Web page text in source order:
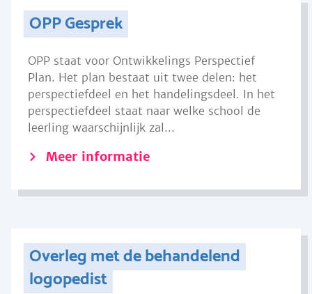
OPP Gesprek
OPP staat voor Ontwikkelings Perspectief
Plan. Het plan bestaat uit twee delen: het
perspectiefdeel en het handelingsdeel. In het
perspectiefdeel staat naar welke school de
leerling waarschijnlijk zal...
Meer informatie
Overleg met de behandelend
logopedist